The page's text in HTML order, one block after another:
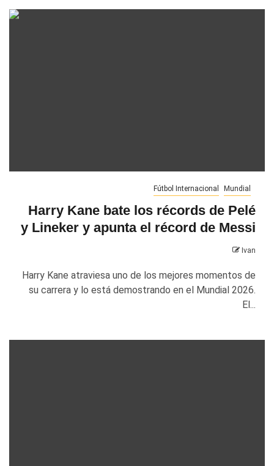
Fútbol Internacional Mundial
Harry Kane bate los récords de Pelé
y Lineker y apunta el récord de Messi
Ivan
Harry Kane atraviesa uno de los mejores momentos de
su carrera y lo está demostrando en el Mundial 2026.
El...